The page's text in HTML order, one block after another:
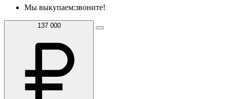
Мы выкупаем:звоните!
137 000